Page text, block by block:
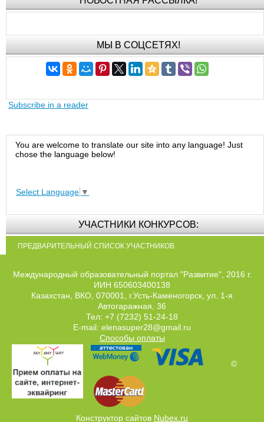
МЫ В СОЦСЕТЯХ!
Subscribe in a reader
You are welcome to translate our site into any language! Just
chose the language below!
Select Language ▼
УЧАСТНИКИ КОНКУРСОВ:
ПРЕДВАРИТЕЛЬНЫЙ СПИСОК УЧАСТНИКОВ
Международный образовательный портал "Развитие", 2016 г.
ИИН 650603400138
Казахстан, ВКО, 070001, г.Усть-Каменогорск, ул. 1-я
Автогаражная, 36
Тел: +7 (7232) 51-24-18
E-mail: elenasuper28@gmail.ru
Способы оплаты
©
Конструктор сайтов Nubex.ru